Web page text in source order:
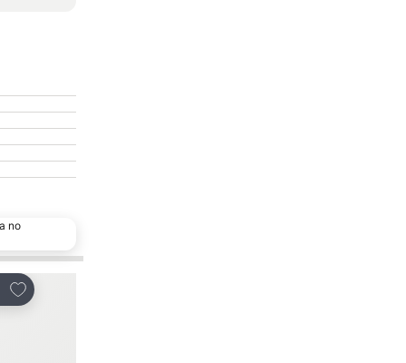
no
Adicionar aos favoritos